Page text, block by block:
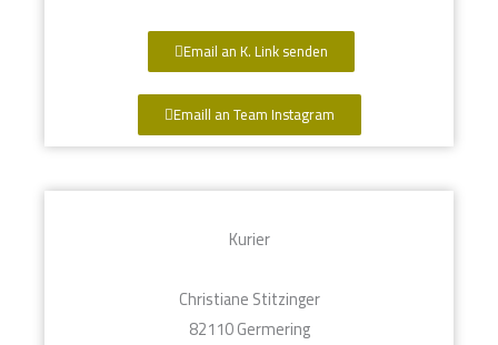
Email an K. Link senden
Emaill an Team Instagram
Kurier
Christiane Stitzinger
82110 Germering